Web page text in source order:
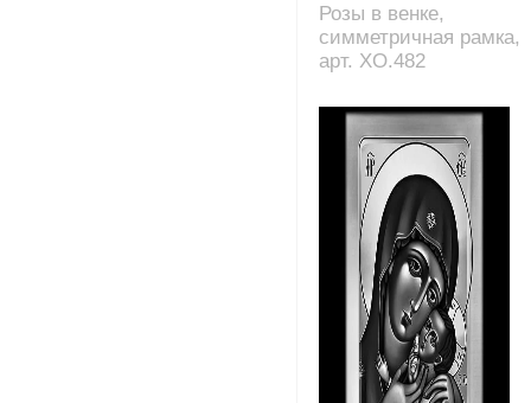
Розы в венке,
симметричная рамка,
арт. XO.482